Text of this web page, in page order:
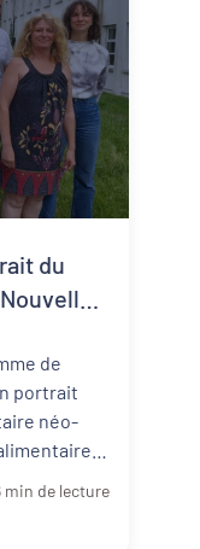
du
de
portrait
néo-
y
min de lecture